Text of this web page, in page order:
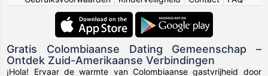
Gratis Colombiaanse Dating Gemeenschap –
Ontdek Zuid-Amerikaanse Verbindingen
¡Hola! Ervaar de warmte van Colombiaanse gastvrijheid door